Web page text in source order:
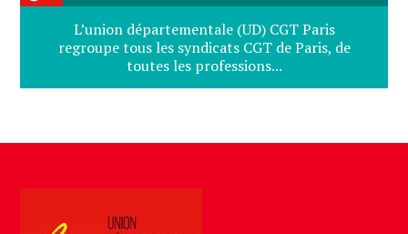
L’union départementale (UD) CGT Paris
regroupe tous les syndicats CGT de Paris, de
toutes les professions...